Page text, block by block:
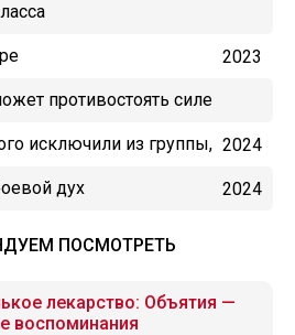
2023
противостоять силе
исключили из группы, 2024
дух 2024
ПОСМОТРЕТЬ
лекарство: Объятия —
воспоминания